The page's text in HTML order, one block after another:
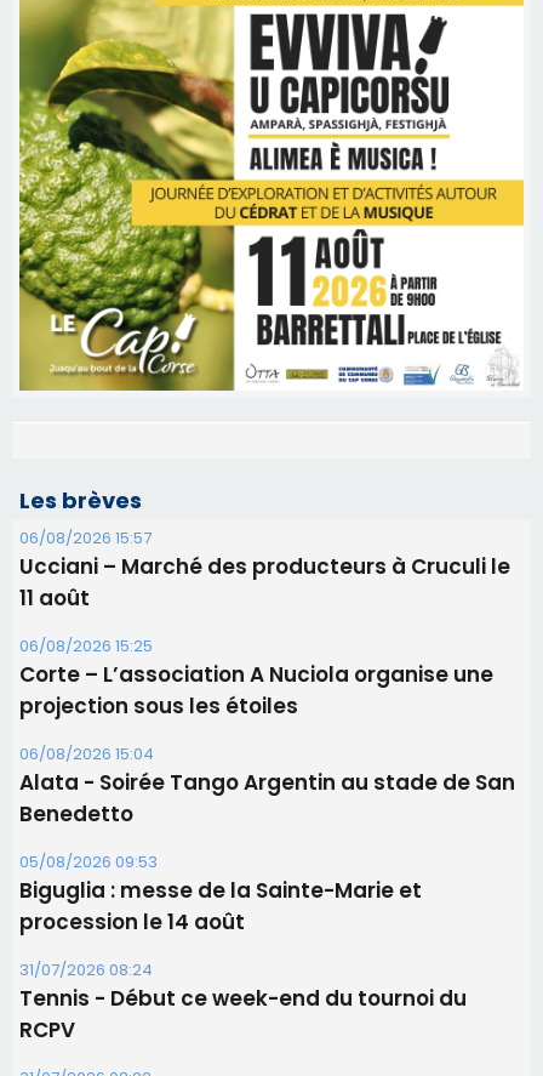
Les brèves
06/08/2026 15:57
Ucciani – Marché des producteurs à Cruculi le
11 août
06/08/2026 15:25
Corte – L’association A Nuciola organise une
projection sous les étoiles
06/08/2026 15:04
Alata - Soirée Tango Argentin au stade de San
Benedetto